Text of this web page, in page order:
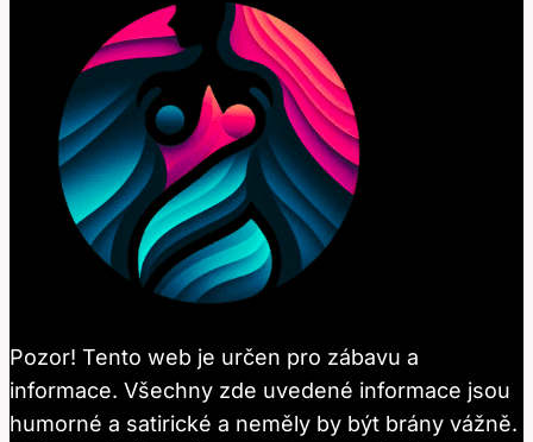
Pozor! Tento web je určen pro zábavu a
informace. Všechny zde uvedené informace jsou
humorné a satirické a neměly by být brány vážně.